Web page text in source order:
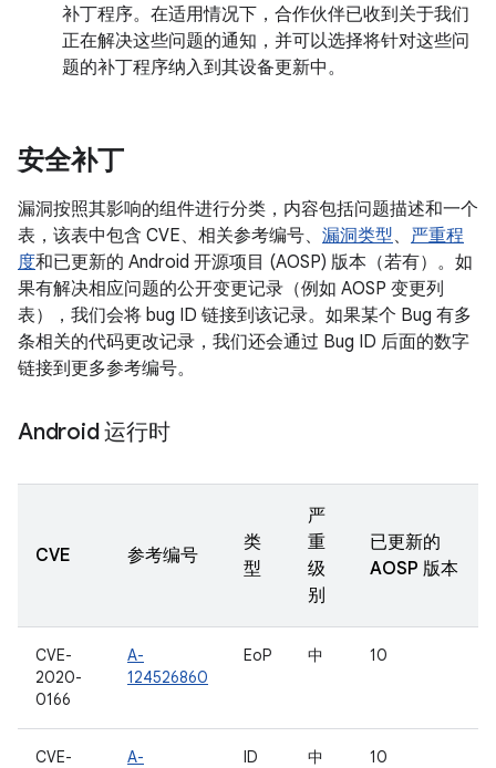
补丁程序。在适用情况下，合作伙伴已收到关于我们
正在解决这些问题的通知，并可以选择将针对这些问
题的补丁程序纳入到其设备更新中。
安全补丁
漏洞按照其影响的组件进行分类，内容包括问题描述和一个
表，该表中包含 CVE、相关参考编号、 漏洞类型、 严重程
度和已更新的 Android 开源项目 (AOSP) 版本（若有）。如
果有解决相应问题的公开变更记录（例如 AOSP 变更列
表），我们会将 bug ID 链接到该记录。如果某个 Bug 有多
条相关的代码更改记录，我们还会通过 Bug ID 后面的数字
链接到更多参考编号。
Android 运行时
CVE 参考编号
类
型
严
重
级
别
已更新的
AOSP 版本
CVE-
2020-
0166
A-
124526860
EoP 中 10
CVE-
A-
ID 中 10